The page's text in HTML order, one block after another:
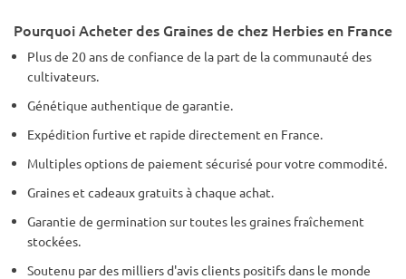
Pourquoi Acheter des Graines de chez Herbies en France
Plus de 20 ans de confiance de la part de la communauté des
cultivateurs.
Génétique authentique de garantie.
Expédition furtive et rapide directement en France.
Multiples options de paiement sécurisé pour votre commodité.
Graines et cadeaux gratuits à chaque achat.
Garantie de germination sur toutes les graines fraîchement
stockées.
Soutenu par des milliers d'avis clients positifs dans le monde